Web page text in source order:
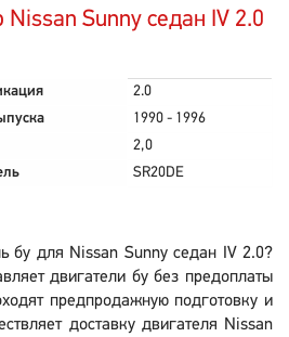
Nissan Sunny седан IV 2.0
2.0
1990 - 1996
2,0
SR20DE
бу для Nissan Sunny седан IV 2.0?
двигатели бу без предоплаты
предпродажную подготовку и
доставку двигателя Nissan